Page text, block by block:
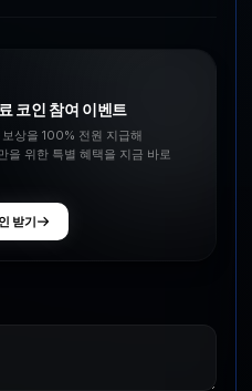
코인 참여 이벤트
상을 100% 전원 지급해
을 위한 특별 혜택을 지금 바로
받기